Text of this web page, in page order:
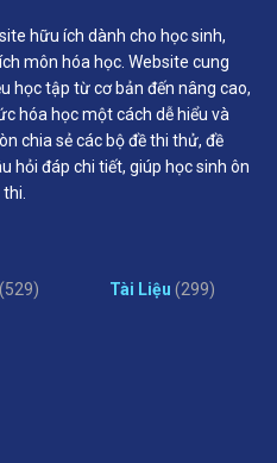
hữu ích dành cho học sinh,
môn hóa học. Website cung
học tập từ cơ bản đến nâng cao,
hóa học một cách dễ hiểu và
chia sẻ các bộ đề thi thử, đề
hỏi đáp chi tiết, giúp học sinh ôn
(529) Tài Liệu (299)